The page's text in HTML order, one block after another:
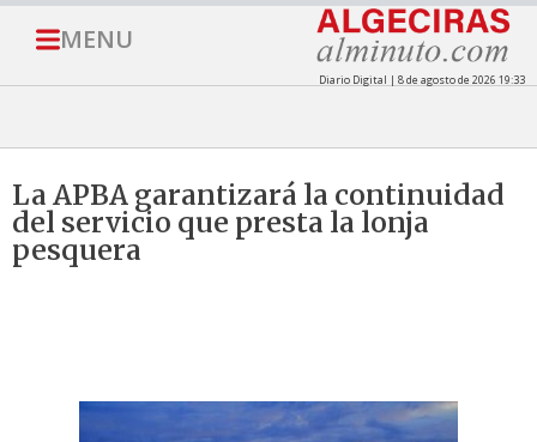
MENU
Diario Digital | 8 de agosto de 2026 19:33
La APBA garantizará la continuidad
del servicio que presta la lonja
pesquera